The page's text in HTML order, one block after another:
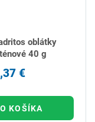
oblátky
40 g
€
KOŠÍKA